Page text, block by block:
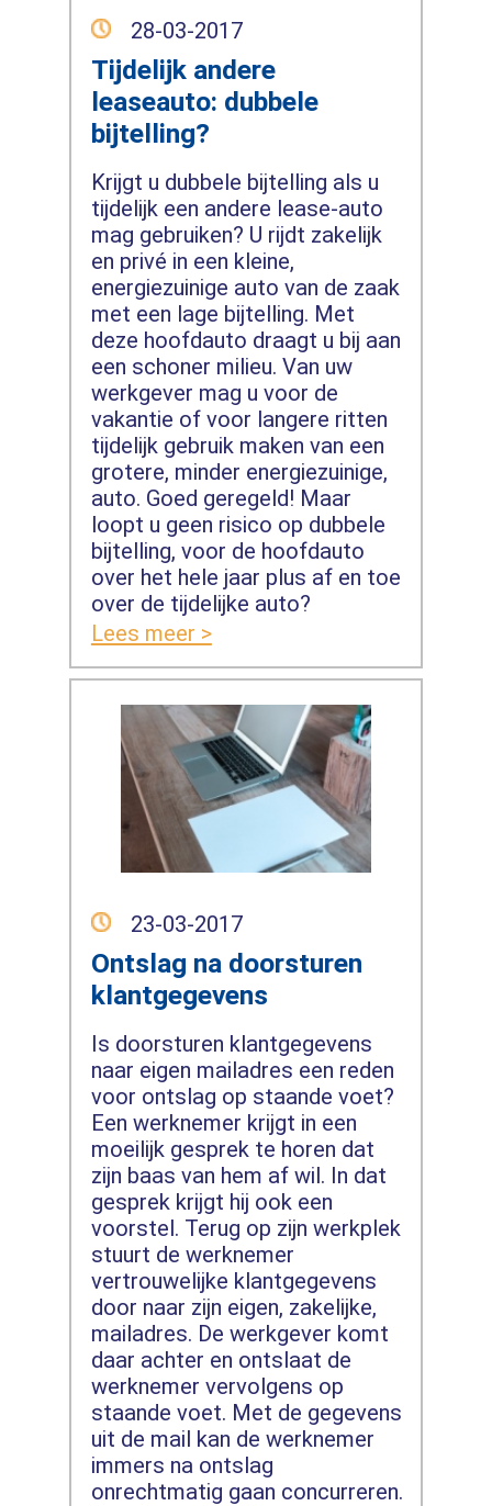
28-03-2017
Tijdelijk andere
leaseauto: dubbele
bijtelling?
Krijgt u dubbele bijtelling als u
tijdelijk een andere lease-auto
mag gebruiken? U rijdt zakelijk
en privé in een kleine,
energiezuinige auto van de zaak
met een lage bijtelling. Met
deze hoofdauto draagt u bij aan
een schoner milieu. Van uw
werkgever mag u voor de
vakantie of voor langere ritten
tijdelijk gebruik maken van een
grotere, minder energiezuinige,
auto. Goed geregeld! Maar
loopt u geen risico op dubbele
bijtelling, voor de hoofdauto
over het hele jaar plus af en toe
over de tijdelijke auto?
Lees meer >
23-03-2017
Ontslag na doorsturen
klantgegevens
Is doorsturen klantgegevens
naar eigen mailadres een reden
voor ontslag op staande voet?
Een werknemer krijgt in een
moeilijk gesprek te horen dat
zijn baas van hem af wil. In dat
gesprek krijgt hij ook een
voorstel. Terug op zijn werkplek
stuurt de werknemer
vertrouwelijke klantgegevens
door naar zijn eigen, zakelijke,
mailadres. De werkgever komt
daar achter en ontslaat de
werknemer vervolgens op
staande voet. Met de gegevens
uit de mail kan de werknemer
immers na ontslag
onrechtmatig gaan concurreren.